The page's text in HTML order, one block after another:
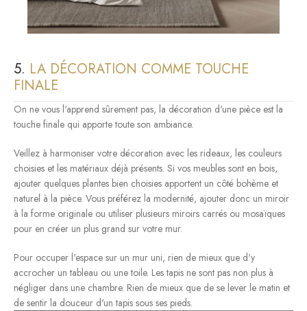
5. LA DÉCORATION COMME TOUCHE
FINALE
On ne vous l'apprend sûrement pas, la décoration d'une pièce est la
touche finale qui apporte toute son ambiance.
Veillez à harmoniser votre décoration avec les rideaux, les couleurs
choisies et les matériaux déjà présents. Si vos meubles sont en bois,
ajouter quelques plantes bien choisies apportent un côté bohème et
naturel à la pièce. Vous préférez la modernité, ajouter donc un miroir
à la forme originale ou utiliser plusieurs miroirs carrés ou mosaïques
pour en créer un plus grand sur votre mur.
Pour occuper l'espace sur un mur uni, rien de mieux que d'y
accrocher un tableau ou une toile. Les tapis ne sont pas non plus à
négliger dans une chambre. Rien de mieux que de se lever le matin et
de sentir la douceur d'un tapis sous ses pieds.